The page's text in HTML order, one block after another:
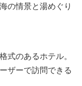
の情景と湯めぐり
式のあるホテル。
ザーで訪問できる